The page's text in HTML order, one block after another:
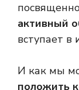
активный
вступает в
И как мы
положить